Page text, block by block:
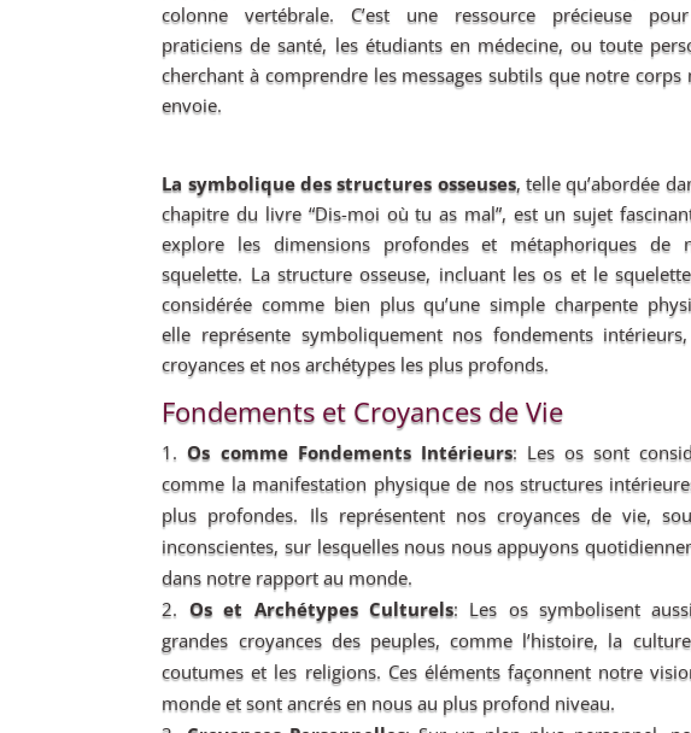
colonne vertébrale. C’est une ressource précieuse
praticiens de santé, les étudiants en médecine, ou toute
cherchant à comprendre les messages subtils que notre corps
envoie.
La symbolique des structures osseuses, telle qu’abordée
chapitre du livre “Dis-moi où tu as mal”, est un sujet
explore les dimensions profondes et métaphoriques de
squelette. La structure osseuse, incluant les os et le
considérée comme bien plus qu’une simple charpente
elle représente symboliquement nos fondements
croyances et nos archétypes les plus profonds.
Fondements et Croyances de Vie
Os comme Fondements Intérieurs: Les os sont
comme la manifestation physique de nos structures
plus profondes. Ils représentent nos croyances de vie,
inconscientes, sur lesquelles nous nous appuyons
dans notre rapport au monde.
Os et Archétypes Culturels: Les os symbolisent
grandes croyances des peuples, comme l’histoire, la
coutumes et les religions. Ces éléments façonnent notre
monde et sont ancrés en nous au plus profond niveau.